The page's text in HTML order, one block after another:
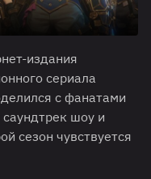
издания
сериала
с фанатами
шоу и
сезон чувствуется